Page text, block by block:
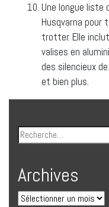
Une longue
Husqvarna pour
trotter. Elle
valises en
des silencieux
et bien plus.
Archives